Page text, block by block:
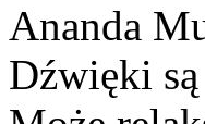
Ananda
Dźwięki są